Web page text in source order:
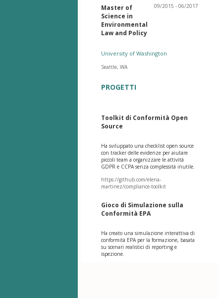
Master of
Science in
Environmental
Law and Policy
09/2015 - 06/2017
University of Washington
Seattle, WA
PROGETTI
Toolkit di Conformità Open
Source
Ha sviluppato una checklist open source
con tracker delle evidenze per aiutare
piccoli team a organizzare le attività
GDPR e CCPA senza complessità inutile.
https://github.com/elena-
martinez/compliance-toolkit
Gioco di Simulazione sulla
Conformità EPA
Ha creato una simulazione interattiva di
conformità EPA per la formazione, basata
su scenari realistici di reporting e
ispezione.